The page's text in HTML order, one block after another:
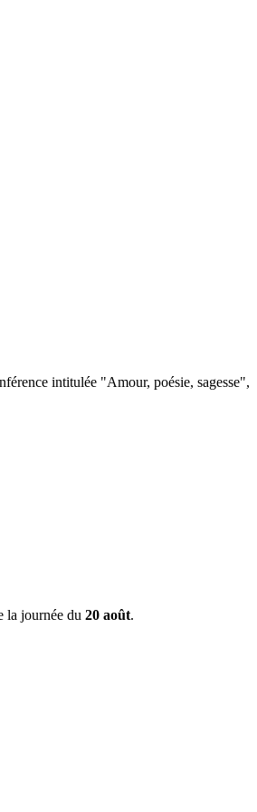
intitulée "Amour, poésie, sagesse",
la journée du 20 août.